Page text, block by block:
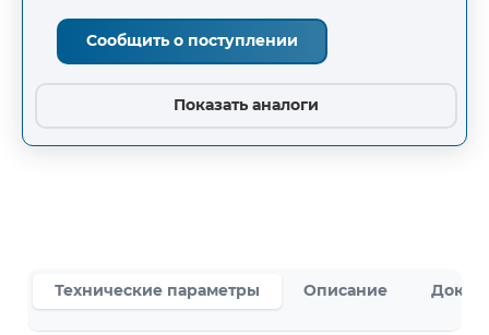
Сообщить о поступлении
Показать аналоги
Технические параметры Описание